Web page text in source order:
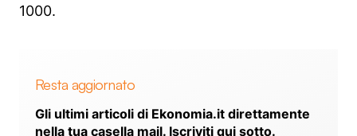
1000.
Resta aggiornato
Gli ultimi articoli di Ekonomia.it direttamente
nella tua casella mail. Iscriviti qui sotto.